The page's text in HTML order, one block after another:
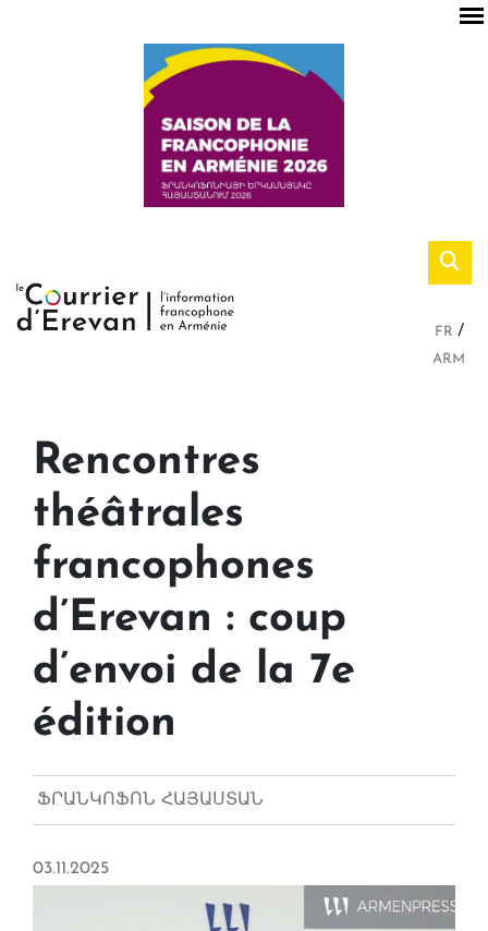
FR
ARM
Rencontres
théâtrales
francophones
d’Erevan : coup
d’envoi de la 7e
édition
ՖՐԱՆԿՈՖՈՆ ՀԱՅԱՍՏԱՆ
03.11.2025